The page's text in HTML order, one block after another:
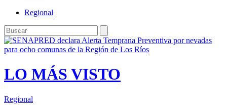
Regional
LO MÁS VISTO
Regional